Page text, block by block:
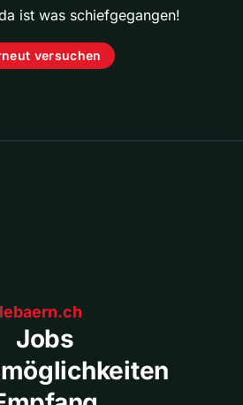
ist was schiefgegangen!
versuchen
Jobs